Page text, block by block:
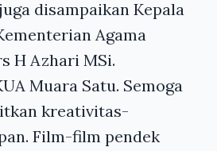
disampaikan Kepala
Agama
H Azhari MSi.
Muara Satu. Semoga
kreativitas-
Film-film pendek